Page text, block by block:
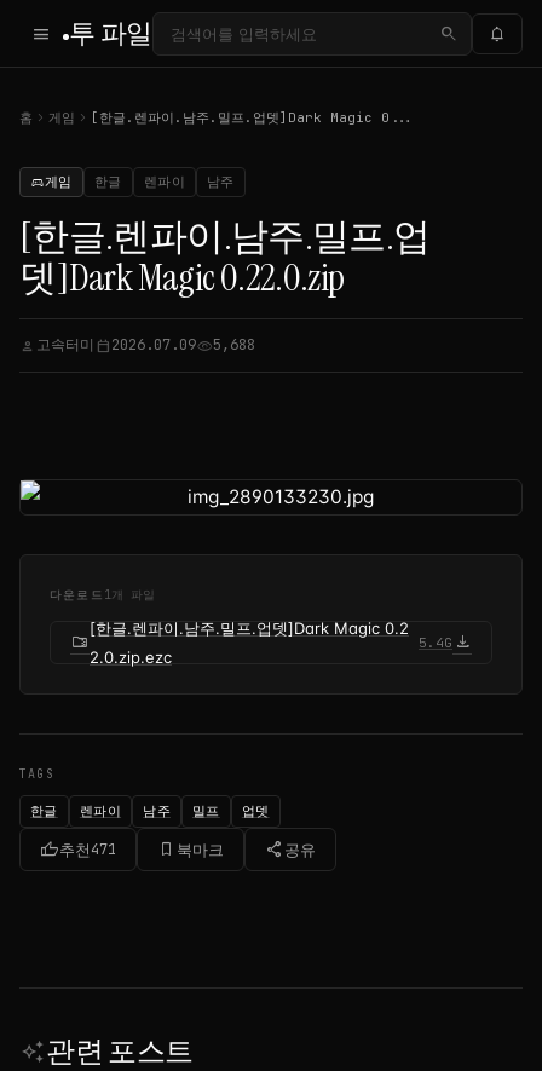
menu 투 파일 search notifications
홈 chevron_right 게임 chevron_right [한글.렌파이.남주.밀프.업뎃]Dark Magic 0...
sports_esports게임 한글 렌파이 남주
[한글.렌파이.남주.밀프.업
뎃]Dark Magic 0.22.0.zip
person 고속터미 calendar_today2026.07.09visibility5,688
다운로드 1개 파일
folder_zip
[한글.렌파이.남주.밀프.업뎃]Dark Magic 0.2
2.0.zip.ezc
5.4G download
TAGS
한글 렌파이 남주 밀프 업뎃
thumb_up추천471 bookmark_border 북마크 share 공유
auto_awesome관련 포스트